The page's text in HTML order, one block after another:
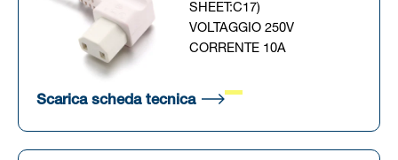
SHEET:C17)
VOLTAGGIO 250V
CORRENTE 10A
Scarica scheda tecnica (Si apre in una nuova